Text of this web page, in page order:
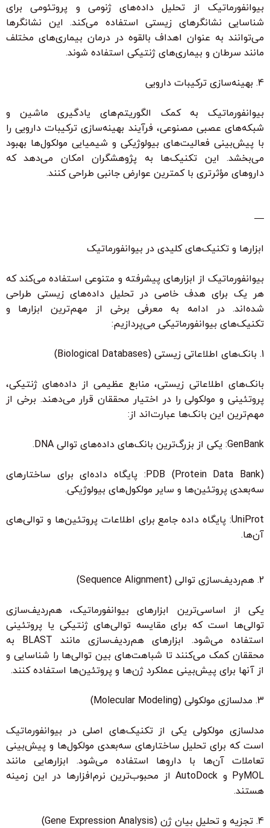
بیوانفورماتیک از تحلیل داده‌های ژنومی و پروتئومی برای
شناسایی نشانگرهای زیستی استفاده می‌کند. این نشانگرها
می‌توانند به عنوان اهداف بالقوه در درمان بیماری‌های مختلف
مانند سرطان و بیماری‌های ژنتیکی استفاده شوند.
4. بهینه‌سازی ترکیبات دارویی
بیوانفورماتیک به کمک الگوریتم‌های یادگیری ماشین و
شبکه‌های عصبی مصنوعی، فرآیند بهینه‌سازی ترکیبات دارویی را
با پیش‌بینی فعالیت‌های بیولوژیکی و شیمیایی مولکول‌ها بهبود
می‌بخشد. این تکنیک‌ها به پژوهشگران امکان می‌دهد که
داروهای مؤثرتری با کمترین عوارض جانبی طراحی کنند.
—
ابزارها و تکنیک‌های کلیدی در بیوانفورماتیک
بیوانفورماتیک از ابزارهای پیشرفته و متنوعی استفاده می‌کند که
هر یک برای هدف خاصی در تحلیل داده‌های زیستی طراحی
شده‌اند. در ادامه به معرفی برخی از مهم‌ترین ابزارها و
تکنیک‌های بیوانفورماتیکی می‌پردازیم:
1. بانک‌های اطلاعاتی زیستی (Biological Databases)
بانک‌های اطلاعاتی زیستی، منابع عظیمی از داده‌های ژنتیکی،
پروتئینی و مولکولی را در اختیار محققان قرار می‌دهند. برخی از
مهم‌ترین این بانک‌ها عبارت‌اند از:
GenBank: یکی از بزرگ‌ترین بانک‌های داده‌های توالی DNA.
PDB (Protein Data Bank): پایگاه داده‌ای برای ساختارهای
سه‌بعدی پروتئین‌ها و سایر مولکول‌های بیولوژیکی.
UniProt: پایگاه داده جامع برای اطلاعات پروتئین‌ها و توالی‌های
آن‌ها.
2. هم‌ردیف‌سازی توالی (Sequence Alignment)
یکی از اساسی‌ترین ابزارهای بیوانفورماتیک، هم‌ردیف‌سازی
توالی‌ها است که برای مقایسه توالی‌های ژنتیکی یا پروتئینی
استفاده می‌شود. ابزارهای هم‌ردیف‌سازی مانند BLAST به
محققان کمک می‌کنند تا شباهت‌های بین توالی‌ها را شناسایی و
از آنها برای پیش‌بینی عملکرد ژن‌ها و پروتئین‌ها استفاده کنند.
3. مدلسازی مولکولی (Molecular Modeling)
مدلسازی مولکولی یکی از تکنیک‌های اصلی در بیوانفورماتیک
است که برای تحلیل ساختارهای سه‌بعدی مولکول‌ها و پیش‌بینی
تعاملات آن‌ها با داروها استفاده می‌شود. ابزارهایی مانند
PyMOL و AutoDock از محبوب‌ترین نرم‌افزارها در این زمینه
هستند.
4. تجزیه و تحلیل بیان ژن (Gene Expression Analysis)